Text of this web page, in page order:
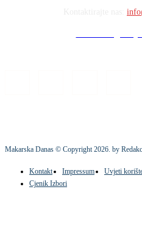
Makarska Danas © Copyright2026. by
Kontakt Impressum Uvjeti
Cjenik Izbori